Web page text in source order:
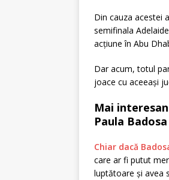
Din cauza acestei
semifinala
acțiune în Abu
Dar acum, totul
joace cu aceeași
Mai
Paula
Chiar dacă
care ar fi putut
luptătoare și avea